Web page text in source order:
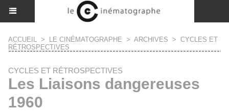
ACCUEIL > LE CINÉMATOGRAPHE > ARCHIVES > CYCLES ET
RÉTROSPECTIVES
CYCLES ET RÉTROSPECTIVES
Les Liaisons dangereuses
1960